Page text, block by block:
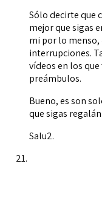
Sólo decirte que
mejor que sigas
mi por lo menso,
interrupciones.
vídeos en los
preámbulos.
Bueno, es son
que sigas
Salu2.